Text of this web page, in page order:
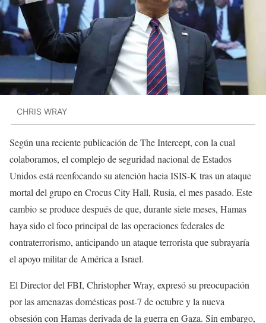
CHRIS WRAY
Según una reciente publicación de The Intercept, con la cual
colaboramos, el complejo de seguridad nacional de Estados
Unidos está reenfocando su atención hacia ISIS-K tras un ataque
mortal del grupo en Crocus City Hall, Rusia, el mes pasado. Este
cambio se produce después de que, durante siete meses, Hamas
haya sido el foco principal de las operaciones federales de
contraterrorismo, anticipando un ataque terrorista que subrayaría
el apoyo militar de América a Israel.
El Director del FBI, Christopher Wray, expresó su preocupación
por las amenazas domésticas post-7 de octubre y la nueva
obsesión con Hamas derivada de la guerra en Gaza. Sin embargo,